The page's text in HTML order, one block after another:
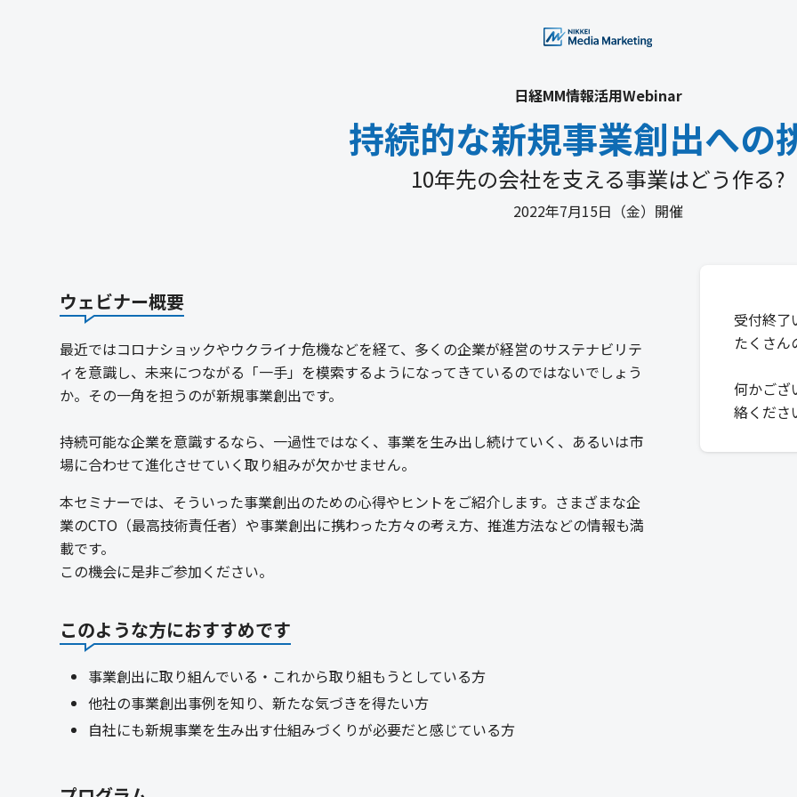
日経MM情報活用Webinar
持続的な新規事業創出への
10年先の会社を支える事業はどう作る?
2022年7月15日（金）開催
ウェビナー概要
最近ではコロナショックやウクライナ危機などを経て、多くの企業が経営のサステナビリテ
ィを意識し、未来につながる「一手」を模索するようになってきているのではないでしょう
か。その一角を担うのが新規事業創出です。
持続可能な企業を意識するなら、一過性ではなく、事業を生み出し続けていく、あるいは市
場に合わせて進化させていく取り組みが欠かせません。
本セミナーでは、そういった事業創出のための心得やヒントをご紹介します。さまざまな企
業のCTO（最高技術責任者）や事業創出に携わった方々の考え方、推進方法などの情報も満
載です。
この機会に是非ご参加ください。
このような方におすすめです
事業創出に取り組んでいる・これから取り組もうとしている方
他社の事業創出事例を知り、新たな気づきを得たい方
自社にも新規事業を生み出す仕組みづくりが必要だと感じている方
受付終了
たくさ
何かご
絡くださ